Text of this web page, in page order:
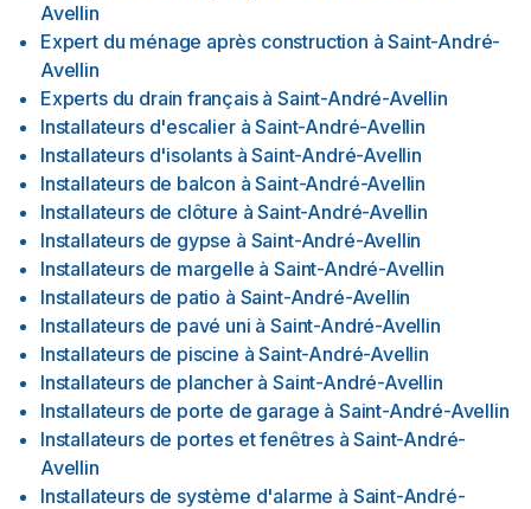
Avellin
Expert du ménage après construction à Saint-André-
Avellin
Experts du drain français à Saint-André-Avellin
Installateurs d'escalier à Saint-André-Avellin
Installateurs d'isolants à Saint-André-Avellin
Installateurs de balcon à Saint-André-Avellin
Installateurs de clôture à Saint-André-Avellin
Installateurs de gypse à Saint-André-Avellin
Installateurs de margelle à Saint-André-Avellin
Installateurs de patio à Saint-André-Avellin
Installateurs de pavé uni à Saint-André-Avellin
Installateurs de piscine à Saint-André-Avellin
Installateurs de plancher à Saint-André-Avellin
Installateurs de porte de garage à Saint-André-Avellin
Installateurs de portes et fenêtres à Saint-André-
Avellin
Installateurs de système d'alarme à Saint-André-